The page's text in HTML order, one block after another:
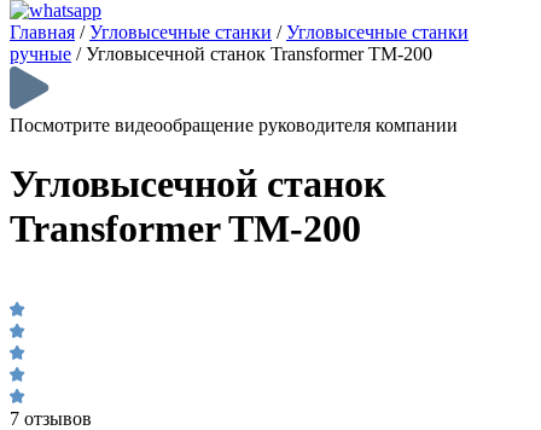
Главная /Угловысечные станки /Угловысечные станки
ручные /Угловысечной станок Transformer TM-200
Посмотрите видеообращение руководителя компании
Угловысечной станок
Transformer TM-200
7 отзывов